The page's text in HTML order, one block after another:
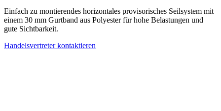
Einfach zu montierendes horizontales provisorisches Seilsystem mit
einem 30 mm Gurtband aus Polyester für hohe Belastungen und
gute Sichtbarkeit.
Handelsvertreter kontaktieren